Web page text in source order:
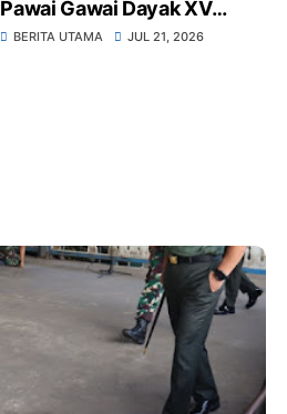
Pawai Gawai Dayak XV
Sekadau, Ribuan Peserta
BERITA UTAMA JUL 21, 2026